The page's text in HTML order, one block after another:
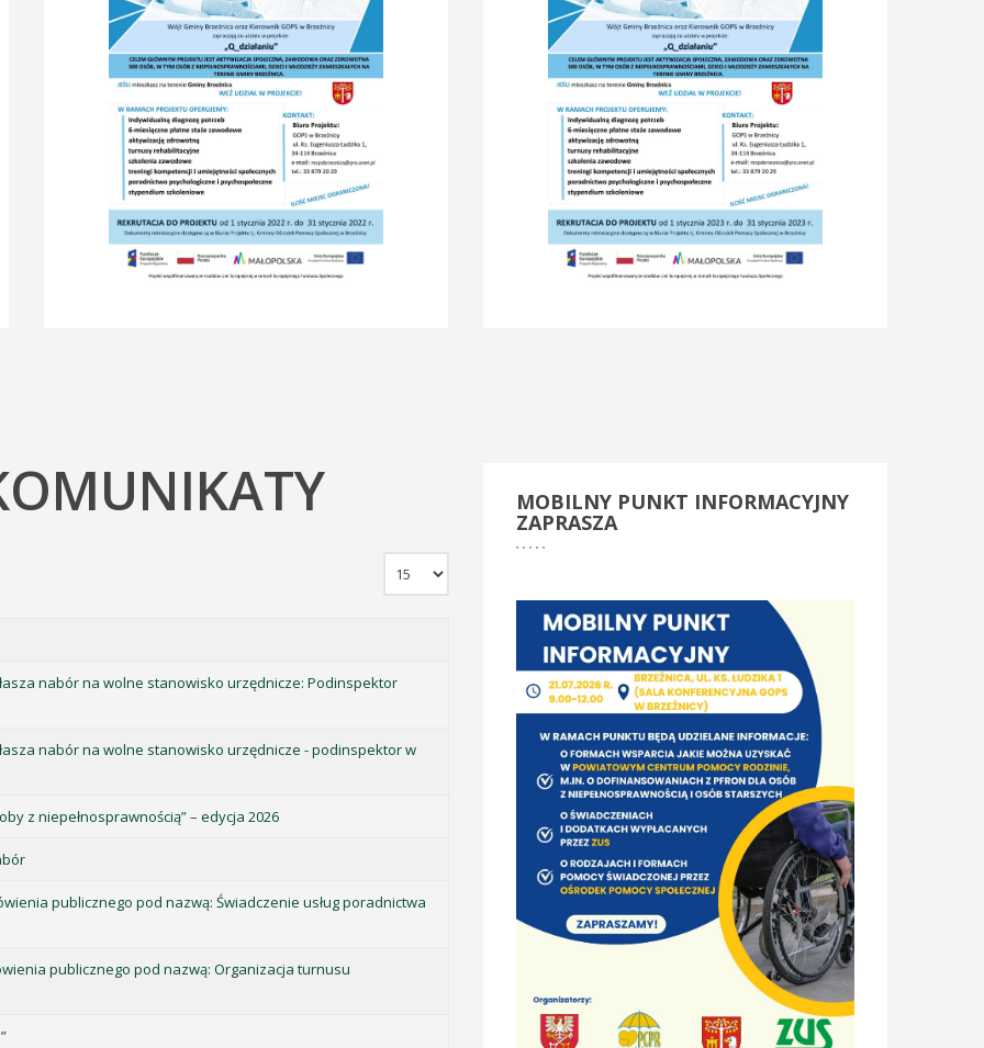
nabór na wolne stanowisko urzędnicze: Podinspektor
ogłasza nabór na wolne stanowisko urzędnicze - podinspektor w
z niepełnosprawnością” – edycja 2026
publicznego pod nazwą: Świadczenie usług poradnictwa
publicznego pod nazwą: Organizacja turnusu
MOBILNY PUNKT INFORMACYJNY
ZAPRASZA